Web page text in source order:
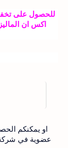
او يمكنكم
عضوية في